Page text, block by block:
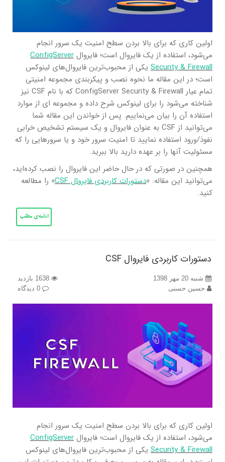
اولین کاری که برای بالا بردن سطح امنیت یک سرور انجام
می‌شود، استفاده از یک فایروال است؛ فایروال ConfigServer
Security & Firewall یکی از محبوب‌ترین فایروال‌های لینوکس
است؛ در این مقاله ما نحوه نصب و پیکربندی مجموعه امنیتی
تمام عیار ConfigServer Security & Firewall که با نام CSF نیز
شناخته می‌شود را برای لینوکس شرح داده و مجموعه ای از موارد
استفاده آن را بیان می‌نماییم. پس از خواندن این مقاله شما
می‌توانید از CSF به عنوان فایروال و یک سیستم تشخیص خرابی
نفوذ/ورود استفاده نمایید تا امنیت سرور خود و یا سرورهایی را که
مسئولیت آنها را بر عهده دارید بالا ببرید.
همچنین در صورتی که در حال حاضر این فایروال را نصب کرده‌اید،
می‌توانید این مقاله: «دستورات کاربردی فایروال CSF
» را مطالعه
کنید.
ادامه‌ی مطلب
دستورات کاربردی فایروال CSF
شنبه 20 مهر 1398
حسین حسنی
اولین کاری که برای بالا بردن سطح امنیت یک سرور انجام
می‌شود، استفاده از یک فایروال است؛ فایروال ConfigServer
Security & Firewall یکی از محبوب‌ترین فایروال‌های لینوکس